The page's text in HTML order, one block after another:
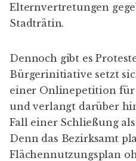
Elternvertretungen
Stadträtin.
Dennoch gibt es
Bürgerinitiative setzt
einer Onlinepetition für
und verlangt darüber
Fall einer Schließung
Denn das Bezirksamt
Flächennutzungsplan